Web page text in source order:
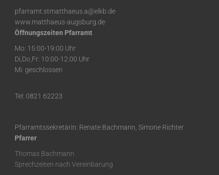
pfarramt.stmatthaeus.a@elkb.de
www.matthaeus-augsburg.de
Öffnungszeiten Pfarramt
Mo: 15:00-19:00 Uhr
Di,Do,Fr: 10:00-12:00 Uhr
Mi: geschlossen
Tel: 0821 62223
Pfarramtssekretärin: Renate Bachmann, Simone Richter
Pfarrer
Thomas Bachmann
Sprechzeiten nach Vereinbarung